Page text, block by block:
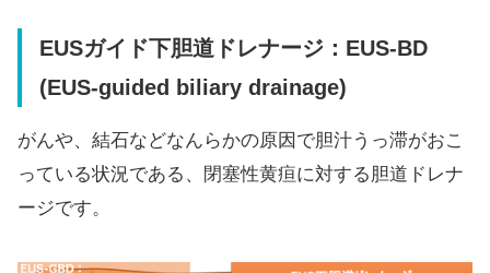
EUSガイド下胆道ドレナージ：EUS-BD
(EUS-guided biliary drainage)
がんや、結石などなんらかの原因で胆汁うっ滞がおこ
っている状況である、閉塞性黄疸に対する胆道ドレナ
ージです。